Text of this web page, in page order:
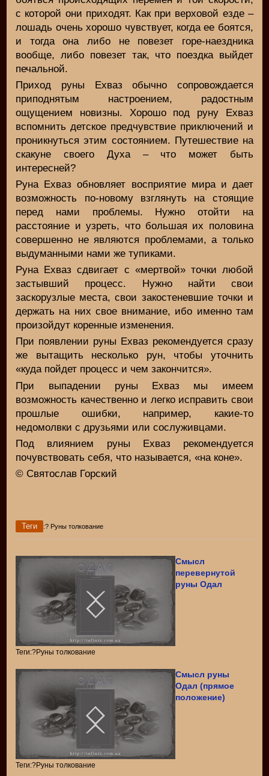
с которой они приходят. Как при верховой езде –
лошадь очень хорошо чувствует, когда ее боятся,
и тогда она либо не повезет горе-наездника
вообще, либо повезет так, что поездка выйдет
печальной.
Приход руны Ехваз обычно сопровождается
приподнятым настроением, радостным
ощущением новизны. Хорошо под руну Ехваз
вспомнить детское предчувствие приключений и
проникнуться этим состоянием. Путешествие на
скакуне своего Духа – что может быть
интересней?
Руна Ехваз обновляет восприятие мира и дает
возможность по-новому взглянуть на стоящие
перед нами проблемы. Нужно отойти на
расстояние и узреть, что большая их половина
совершенно не являются проблемами, а только
выдуманными нами же тупиками.
Руна Ехваз сдвигает с «мертвой» точки любой
застывший процесс. Нужно найти свои
заскорузлые места, свои закостеневшие точки и
держать на них свое внимание, ибо именно там
произойдут коренные изменения.
При появлении руны Ехваз рекомендуется сразу
же вытащить несколько рун, чтобы уточнить
«куда пойдет процесс и чем закончится».
При выпадении руны Ехваз мы имеем
возможность качественно и легко исправить свои
прошлые ошибки, например, какие-то
недомолвки с друзьями или сослуживцами.
Под влиянием руны Ехваз рекомендуется
почувствовать себя, что называется, «на коне».
© Святослав Горский
Теги :? Руны толкование
Смысл
перевернутой
руны Одал
Теги:?Руны толкование
Смысл руны
Одал (прямое
положение)
Теги:?Руны толкование